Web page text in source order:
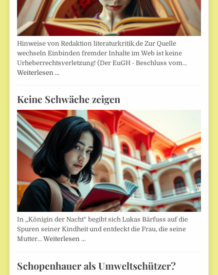
Hinweise von Redaktion literaturkritik.de Zur Quelle
wechseln Einbinden fremder Inhalte im Web ist keine
Urheberrechtsverletzung! (Der EuGH - Beschluss vom…
Weiterlesen …
Keine Schwäche zeigen
In „Königin der Nacht“ begibt sich Lukas Bärfuss auf die
Spuren seiner Kindheit und entdeckt die Frau, die seine
Mutter…Weiterlesen …
Schopenhauer als Umweltschützer?